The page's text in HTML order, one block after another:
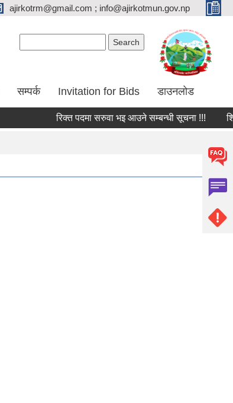
ajirkotrm@gmail.com ; info@ajirkotmun.gov.np
सम्पर्क Invitation for Bids डाउनलोड
रिक्त पदमा सरुवा भइ आउने सम्बन्धी सूचना !!!